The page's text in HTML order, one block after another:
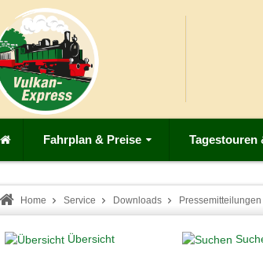
Fahrplan & Preise Tagestouren
Home Service Downloads Pressemitteilungen
Übersicht